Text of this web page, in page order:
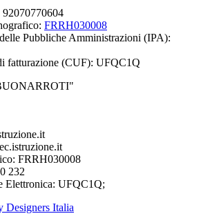
FRRH030008
Pubbliche Amministrazioni (IPA):
fatturazione (CUF): UFQC1Q
FRRH030008
232
Elettronica: UFQC1Q;
Designers Italia